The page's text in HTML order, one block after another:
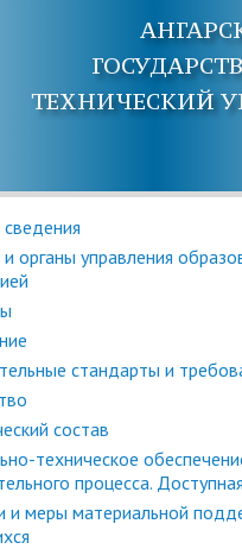
ТЕХНИЧЕСКИЙ
и органы управления
стандарты и
состав
техническое
процесса.
и меры материальной